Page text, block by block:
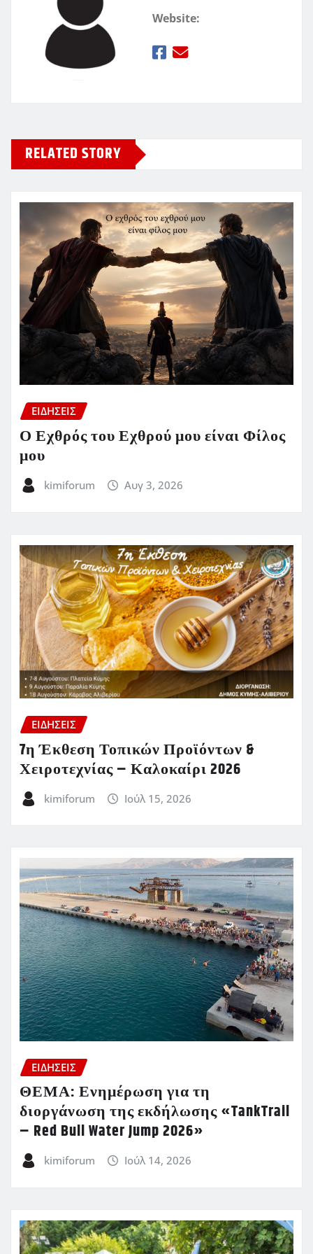
Website:
RELATED STORY
ΕΙΔΗΣΕΙΣ
Ο Εχθρός του Εχθρού μου είναι Φίλος
μου
kimiforum Αυγ 3, 2026
ΕΙΔΗΣΕΙΣ
7η Έκθεση Τοπικών Προϊόντων &
Χειροτεχνίας – Καλοκαίρι 2026
kimiforum Ιούλ 15, 2026
ΕΙΔΗΣΕΙΣ
ΘΕΜΑ: Ενημέρωση για τη
διοργάνωση της εκδήλωσης «TankTrail
– Red Bull Water Jump 2026»
kimiforum Ιούλ 14, 2026